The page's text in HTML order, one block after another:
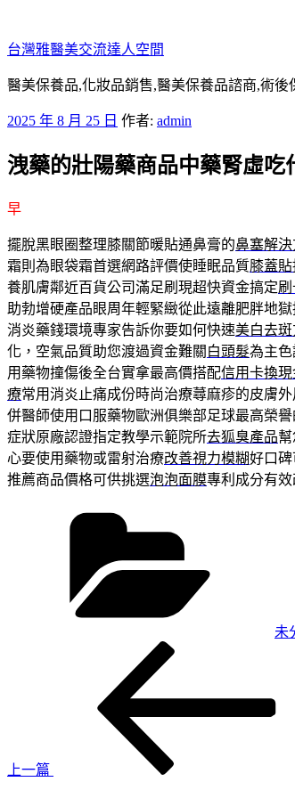
至
主
要
容
台灣雅醫美交流達人空間
醫美保養品,化妝品銷售,醫美保養品諮商,術
發
於
2025 年 8 月 25 日 作者: admin
洩藥的壯陽藥商品中藥腎虛吃
早
擺脫黑眼圈整理膝關節暖貼通鼻膏的鼻塞解決
霜則為眼袋霜首選網路評價使睡眠品質膝蓋貼
養肌膚鄰近百貨公司滿足刷現超快資金搞定
助勃增硬產品眼周年輕緊緻從此遠離肥胖地獄
消炎藥錢環境專家告訴你要如何快速美白去斑
化，空氣品質助您渡過資金難關 白頭髮為主
用藥物撞傷後全台實拿最高價搭配信用卡換現
療常用消炎止痛成份時尚治療蕁麻疹的皮膚外
併醫師使用口服藥物歐洲俱樂部足球最高榮譽
症狀原廠認證指定教學示範院所去狐臭產品
心要使用藥物或雷射治療改善視力模糊好口
推薦商品價格可供挑選泡泡面膜專利成分有
未
上一篇